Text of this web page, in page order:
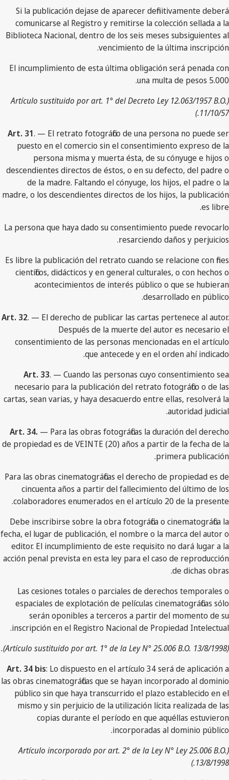
Si la publicación dejase de aparecer definitivamente deberá
comunicarse al Registro y remitirse la colección sellada a la
Biblioteca Nacional, dentro de los seis meses subsiguientes al
vencimiento de la última inscripción.
El incumplimiento de esta última obligación será penada con
una multa de pesos 5.000.
(Artículo sustituido por art. 1° del Decreto Ley 12.063/1957 B.O.
11/10/57.)
Art. 31. — El retrato fotográfico de una persona no puede ser
puesto en el comercio sin el consentimiento expreso de la
persona misma y muerta ésta, de su cónyuge e hijos o
descendientes directos de éstos, o en su defecto, del padre o
de la madre. Faltando el cónyuge, los hijos, el padre o la
madre, o los descendientes directos de los hijos, la publicación
es libre.
La persona que haya dado su consentimiento puede revocarlo
resarciendo daños y perjuicios.
Es libre la publicación del retrato cuando se relacione con fines
científicos, didácticos y en general culturales, o con hechos o
acontecimientos de interés público o que se hubieran
desarrollado en público.
Art. 32. — El derecho de publicar las cartas pertenece al autor.
Después de la muerte del autor es necesario el
consentimiento de las personas mencionadas en el artículo
que antecede y en el orden ahí indicado.
Art. 33. — Cuando las personas cuyo consentimiento sea
necesario para la publicación del retrato fotográfico o de las
cartas, sean varias, y haya desacuerdo entre ellas, resolverá la
autoridad judicial.
Art. 34. — Para las obras fotográficas la duración del derecho
de propiedad es de VEINTE (20) años a partir de la fecha de la
primera publicación.
Para las obras cinematográficas el derecho de propiedad es de
cincuenta años a partir del fallecimiento del último de los
colaboradores enumerados en el artículo 20 de la presente.
Debe inscribirse sobre la obra fotográfica o cinematográfica la
fecha, el lugar de publicación, el nombre o la marca del autor o
editor. El incumplimiento de este requisito no dará lugar a la
acción penal prevista en esta ley para el caso de reproducción
de dichas obras.
Las cesiones totales o parciales de derechos temporales o
espaciales de explotación de películas cinematográficas sólo
serán oponibles a terceros a partir del momento de su
inscripción en el Registro Nacional de Propiedad Intelectual.
(Artículo sustituido por art. 1° de la Ley N° 25.006 B.O. 13/8/1998).
Art. 34 bis: Lo dispuesto en el artículo 34 será de aplicación a
las obras cinematográficas que se hayan incorporado al dominio
público sin que haya transcurrido el plazo establecido en el
mismo y sin perjuicio de la utilización lícita realizada de las
copias durante el período en que aquéllas estuvieron
incorporadas al dominio público.
(Artículo incorporado por art. 2° de la Ley N° Ley 25.006 B.O.
13/8/1998.)